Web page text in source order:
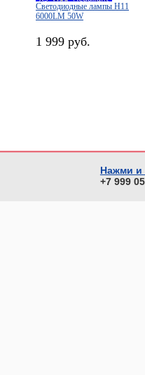
Светодиодные лампы H11
6000LM 50W
1 999 руб.
Нажми и
+7 999